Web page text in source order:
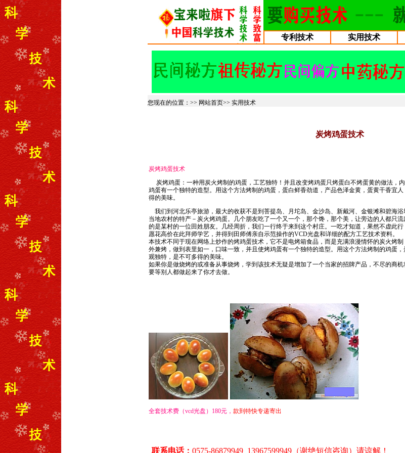
专利技术 实用技术
您现在的位置：>> 网站首页>> 实用技术
炭烤鸡蛋技术
炭烤鸡蛋技术
炭烤鸡蛋：一种用炭火烤制的鸡蛋，工艺独特！并且改变烤鸡蛋只烤蛋白不烤蛋黄的做法，
鸡蛋有一个独特的造型。用这个方法烤制的鸡蛋，蛋白鲜香劲道，产品色泽金黄，蛋黄干香宜
得的美味。
我们到河北乐亭旅游，最大的收获不是到菩提岛、月坨岛、金沙岛、新戴河、金银滩和碧海
当地农村的特产－炭火烤鸡蛋。几个朋友吃了一个又一个，那个馋，那个美，让旁边的人都只
的是某村的一位田姓朋友。几经周折，我们一行终于来到这个村庄。一吃才知道，果然不虚此
愿花高价在此拜师学艺，并得到田师傅亲自示范操作的VCD光盘和详细的配方工艺技术资料。
本技术不同于现在网络上炒作的烤鸡蛋技术，它不是电烤箱食品，而是充满浪漫情怀的炭火烤
外兼烤，做到表里如一，口味一致，并且使烤鸡蛋有一个独特的造型。用这个方法烤制的鸡蛋
观独特，是不可多得的美味。
如果你是做烧烤的或准备从事烧烤，学到该技术无疑是增加了一个当家的招牌产品，不尽的商
要等别人都做起来了你才去做。
全套技术费（vcd光盘）180元， 款到特快专递寄出